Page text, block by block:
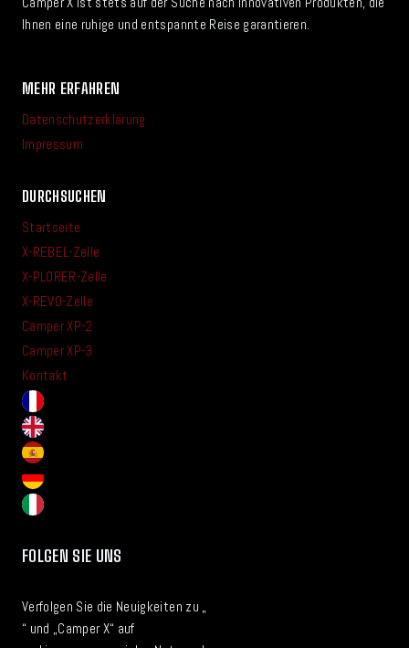
Ihnen eine ruhige und entspannte Reise garantieren.
MEHR ERFAHREN
Datenschutzerklärung
Impressum
DURCHSUCHEN
Startseite
X-REBEL-Zelle
X-PLORER-Zelle
X-REVO-Zelle
Camper XP-2
Camper XP-3
Kontakt
FOLGEN SIE UNS
Verfolgen Sie die Neuigkeiten zu „
“ und „Camper X“ auf